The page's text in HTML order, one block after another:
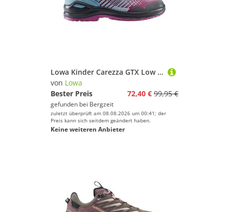
Lowa Kinder Carezza GTX Low Schuhe
von Lowa
Bester Preis
72,40 € 99,95 €
gefunden bei Bergzeit
zuletzt überprüft am 08.08.2026 um 00:41; der
Preis kann sich seitdem geändert haben.
Keine weiteren Anbieter